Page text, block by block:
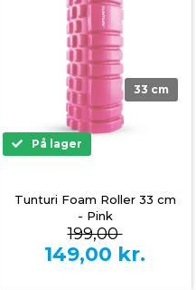
33 cm
På lager
Tunturi Foam Roller 33 cm
- Pink
199,00
149,00 kr.